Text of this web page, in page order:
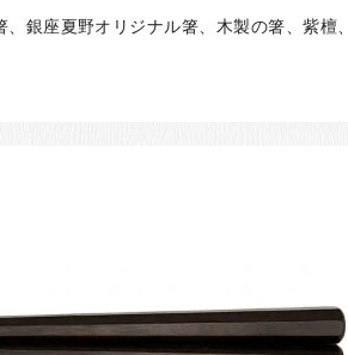
銀座夏野オリジナル箸、木製の箸、紫檀、